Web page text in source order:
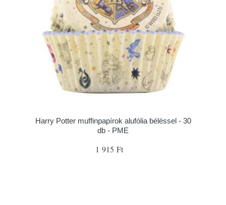
Harry Potter muffinpapírok alufólia béléssel - 30
db - PME
1 915 Ft